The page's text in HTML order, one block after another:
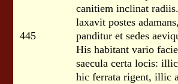
canitiem inclinat
laxavit postes
445
panditur et sedes
His habitant vario
saecula certa locis:
hic ferrata rigent, illic